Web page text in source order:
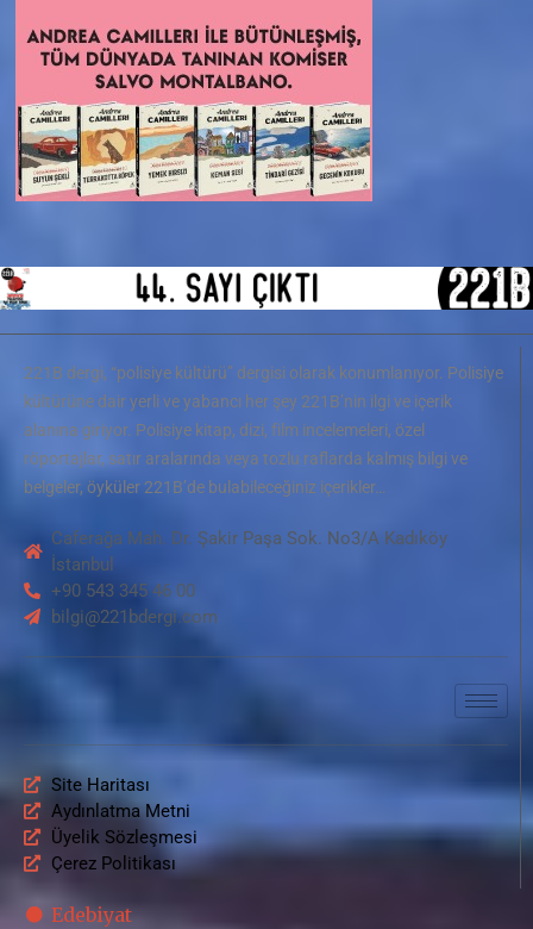
221B dergi, “polisiye kültürü” dergisi olarak konumlanıyor. Polisiye
kültürüne dair yerli ve yabancı her şey 221B’nin ilgi ve içerik
alanına giriyor. Polisiye kitap, dizi, film incelemeleri, özel
röportajlar, satır aralarında veya tozlu raflarda kalmış bilgi ve
belgeler, öyküler 221B’de bulabileceğiniz içerikler…
Caferağa Mah. Dr. Şakir Paşa Sok. No3/A Kadıköy
İstanbul
+90 543 345 46 00
bilgi@221bdergi.com
Site Haritası
Aydınlatma Metni
Üyelik Sözleşmesi
Çerez Politikası
Edebiyat